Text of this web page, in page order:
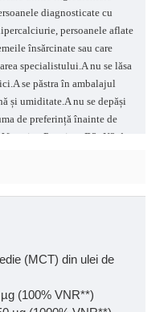
diagnosticate cu
persoanele aflate
însărcinate sau care
specialistului.A nu se lăsa
se păstra în ambalajul
și umiditate.A nu se depăși
de preferință înainte de
Vitamina Premium D3+K2 de
eficiente a calciului în
K2, sub forma naturală
(MCT) din ulei de
(100% VNR**)